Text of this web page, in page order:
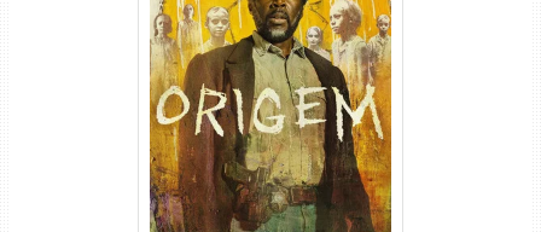
Origem 4ª Temporada Torrent
(2026) WEB-DL 1080p/4K
Dual Áudio